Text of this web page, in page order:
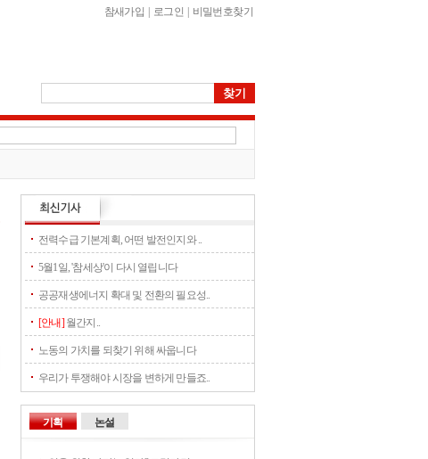
참새가입 로그인 비밀번호찾기
전력수급 기본계획, 어떤 발전인지와 ..
5월1일, '참세상'이 다시 열립니다
공공재생에너지 확대 및 전환의 필요성..
[안내]월간지..
노동의 가치를 되찾기 위해 싸웁니다
우리가 투쟁해야 시장을 변하게 만들죠..
기획 논설